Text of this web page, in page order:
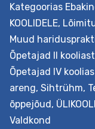
Kategoorias
KOOLIDELE,
Muud
Õpetajad II
Õpetajad IV
areng, Sihtrühm,
õppejõud,
Valdkond